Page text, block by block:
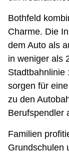
Bothfeld
Charme. Die
dem Auto als
in weniger als
Stadtbahnlinie
sorgen für
zu den
Berufspendler
Familien
Grundschulen